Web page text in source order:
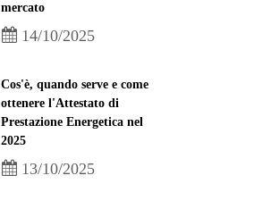
mercato
14/10/2025
Cos'è, quando serve e come
ottenere l'Attestato di
Prestazione Energetica nel
2025
13/10/2025